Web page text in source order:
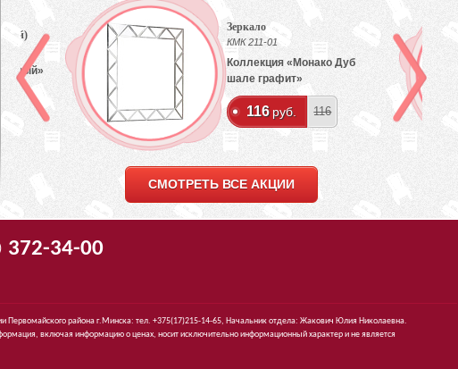
Белый»
Зеркало
КМК 211-01
Коллекция «Монако Дуб
шале графит»
116 руб. 116
СМОТРЕТЬ ВСЕ АКЦИИ
372-34-00
Первомайского района г.Минска: тел. +375(17)215-14-65, Начальник отдела: Жакович Юлия Николаевна.
включая информацию о ценах, носит исключительно информационный характер и не является